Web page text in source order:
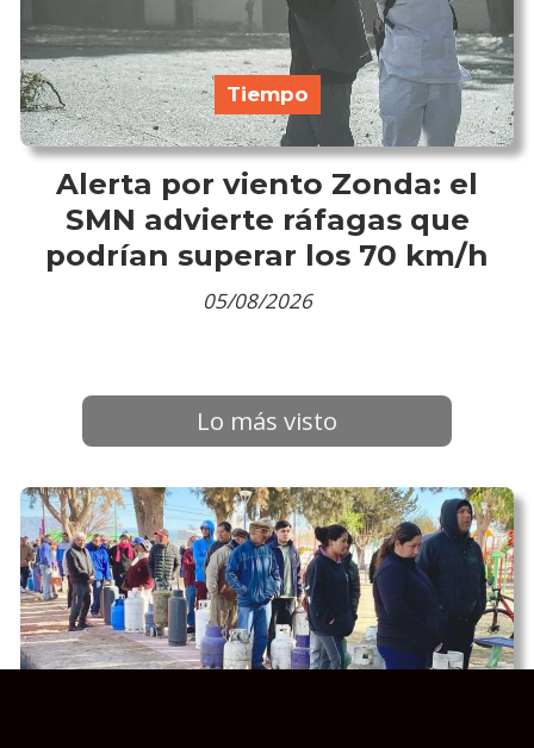
Alerta por viento Zonda: el
SMN advierte ráfagas que
podrían superar los 70 km/h
Tiempo
05/08/2026
Lo más visto